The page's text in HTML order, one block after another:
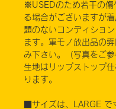
※USEDのため若干の傷
る場合がございますが
題のないコンディショ
ます。軍モノ放出品の
み下さい。（写真をご参
生地はリップストップ
ります。
■サイズは、LARGE で